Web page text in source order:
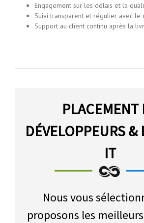
Engagement sur les délais et la
Suivi transparent et régulier avec le
Support au client continu après la
PLACEMENT
DÉVELOPPEURS &
IT
Nous vous
proposons les